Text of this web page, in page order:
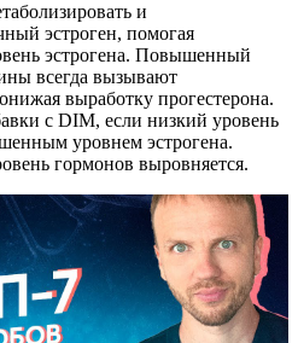
и
эстроген, помогая
эстрогена. Повышенный
всегда вызывают
выработку прогестерона.
с DIM, если низкий уровень
уровнем эстрогена.
гормонов выровняется.